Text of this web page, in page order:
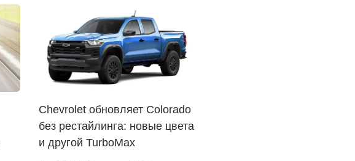
Chevrolet обновляет Colorado
без рестайлинга: новые цвета
и другой TurboMax